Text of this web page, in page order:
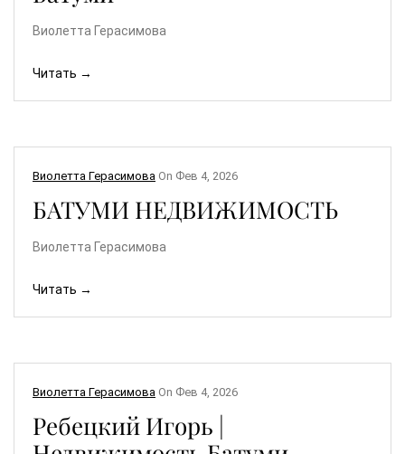
Виолетта Герасимова
Читать →
Виолетта Герасимова On Фев 4, 2026
БАТУМИ НЕДВИЖИМОСТЬ
Виолетта Герасимова
Читать →
Виолетта Герасимова On Фев 4, 2026
Ребецкий Игорь |